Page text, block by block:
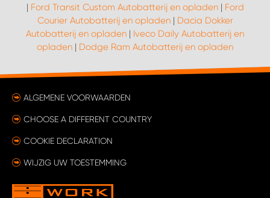
| Ford Transit Custom Autobatterij en opladen| Ford
Courier Autobatterij en opladen| Dacia Dokker
Autobatterij en opladen | Iveco Daily Autobatterij en
opladen | Dodge Ram Autobatterij en opladen
ALGEMENE VOORWAARDEN
CHOOSE A DIFFERENT COUNTRY
COOKIE DECLARATION
WIJZIG UW TOESTEMMING